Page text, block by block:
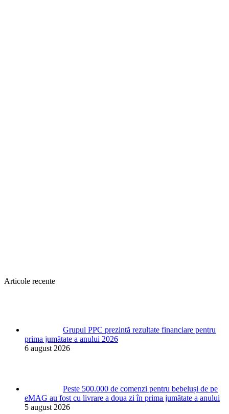
Articole recente
Grupul PPC prezintă rezultate financiare pentru
prima jumătate a anului 2026
6 august 2026
Peste 500.000 de comenzi pentru bebeluși de pe
eMAG au fost cu livrare a doua zi în prima jumătate a anului
5 august 2026